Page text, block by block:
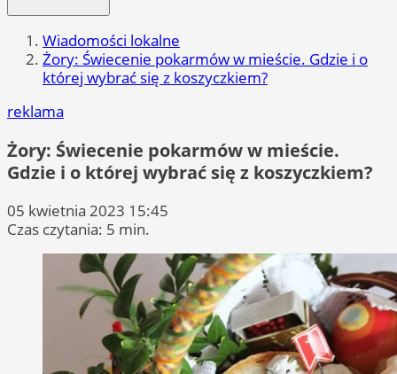
Wiadomości lokalne
Żory: Świecenie pokarmów w mieście. Gdzie i o
której wybrać się z koszyczkiem?
reklama
Żory: Świecenie pokarmów w mieście.
Gdzie i o której wybrać się z koszyczkiem?
05 kwietnia 2023 15:45
Czas czytania: 5 min.